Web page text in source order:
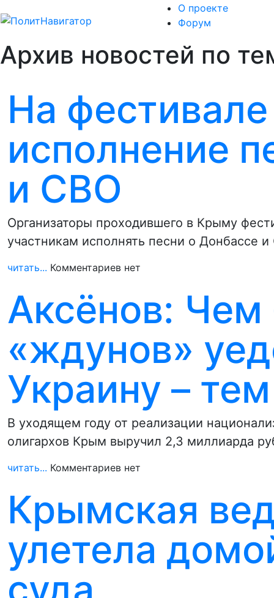
О проекте
Форум
Архив новостей по
На
исполнение
и СВО
Организаторы проходившего в Крыму
участникам исполнять песни о Донбассе
читать... Комментариев нет
Аксёнов:
«ждунов»
Украину –
В уходящем году от реализации
олигархов Крым выручил 2,3 миллиарда
читать... Комментариев нет
Крымская
улетела